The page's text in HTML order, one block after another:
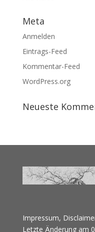
Meta
Anmelden
Eintrags-Feed
Kommentar-Feed
WordPress.org
Neueste
Impressum,
Letzte Änderung am